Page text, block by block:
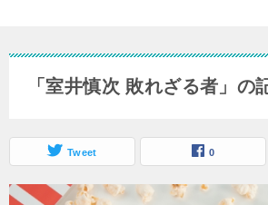
「室井慎次 敗れざる者」の
Tweet 0